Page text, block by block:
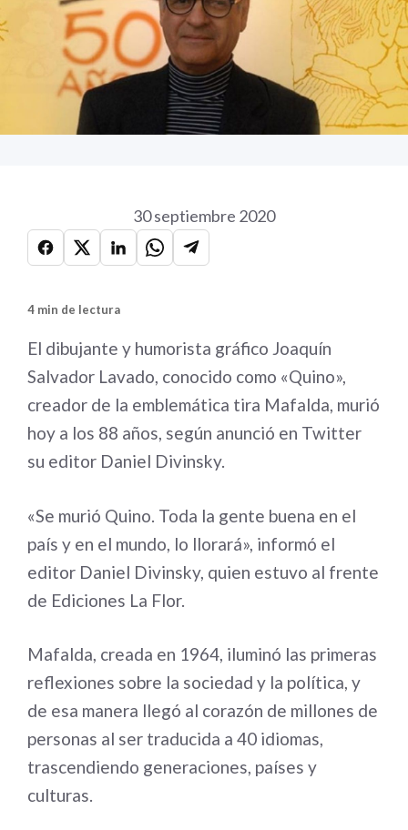
30 septiembre 2020
4 min de lectura
El dibujante y humorista gráfico Joaquín
Salvador Lavado, conocido como «Quino»,
creador de la emblemática tira Mafalda, murió
hoy a los 88 años, según anunció en Twitter
su editor Daniel Divinsky.
«Se murió Quino. Toda la gente buena en el
país y en el mundo, lo llorará», informó el
editor Daniel Divinsky, quien estuvo al frente
de Ediciones La Flor.
Mafalda, creada en 1964, iluminó las primeras
reflexiones sobre la sociedad y la política, y
de esa manera llegó al corazón de millones de
personas al ser traducida a 40 idiomas,
trascendiendo generaciones, países y
culturas.